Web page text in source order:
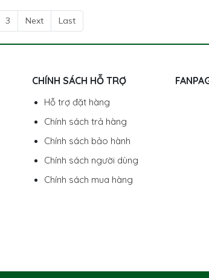
3 Next Last
CHÍNH SÁCH HỖ TRỢ
Hỗ trợ đặt hàng
Chính sách trả hàng
Chính sách bảo hành
Chính sách người dùng
Chính sách mua hàng